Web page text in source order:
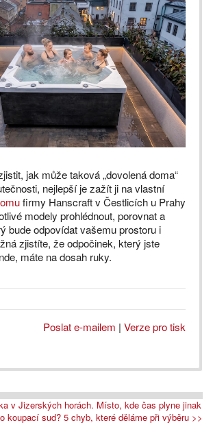
jak může taková „dovolená doma“
nejlepší je zažít ji na vlastní
firmy Hanscraft v Čestlicích u Prahy
modely prohlédnout, porovnat a
bude odpovídat vašemu prostoru i
zjistíte, že odpočinek, který jste
máte na dosah ruky.
Poslat e-mailem | Verze pro tisk
v Jizerských horách. Místo, kde čas plyne jinak
koupací sud? 5 chyb, které děláme při výběru >>